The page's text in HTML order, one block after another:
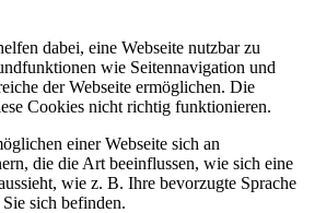
dabei, eine Webseite nutzbar zu
wie Seitennavigation und
der Webseite ermöglichen. Die
Cookies nicht richtig funktionieren.
einer Webseite sich an
die die Art beeinflussen, wie sich eine
wie z. B. Ihre bevorzugte Sprache
sich befinden.